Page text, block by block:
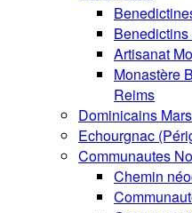
Artisanat
Monastère
Reims
Dominicains
Echourgnac
Communautes
Chemin